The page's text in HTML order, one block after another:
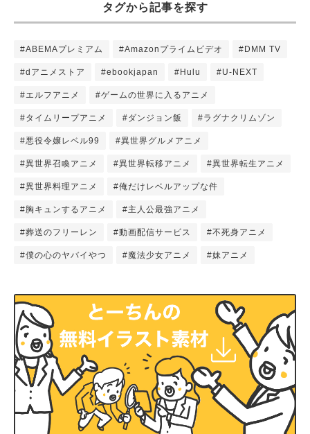
タグから記事を探す
#ABEMAプレミアム #Amazonプライムビデオ #DMM TV
#dアニメストア #ebookjapan #Hulu #U-NEXT
#エルフアニメ #ゲームの世界に入るアニメ
#タイムリープアニメ #ダンジョン飯 #ラグナクリムゾン
#悪役令嬢レベル99 #異世界グルメアニメ
#異世界召喚アニメ #異世界転移アニメ #異世界転生アニメ
#異世界料理アニメ #俺だけレベルアップな件
#胸キュンするアニメ #主人公最強アニメ
#葬送のフリーレン #動画配信サービス #不死身アニメ
#僕の心のヤバイやつ #魔法少女アニメ #妹アニメ